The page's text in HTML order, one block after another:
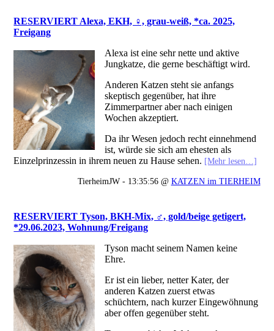
RESERVIERT Alexa, EKH, ♀, grau-weiß, *ca. 2025,
Freigang
Alexa ist eine sehr nette und aktive
Jungkatze, die gerne beschäftigt wird.
Anderen Katzen steht sie anfangs
skeptisch gegenüber, hat ihre
Zimmerpartner aber nach einigen
Wochen akzeptiert.
Da ihr Wesen jedoch recht einnehmend
ist, würde sie sich am ehesten als
Einzelprinzessin in ihrem neuen zu Hause sehen. [Mehr lesen…]
TierheimJW - 13:35:56 @ KATZEN im TIERHEIM
RESERVIERT Tyson, BKH-Mix, ♂, gold/beige getigert,
*29.06.2023, Wohnung/Freigang
Tyson macht seinem Namen keine
Ehre.
Er ist ein lieber, netter Kater, der
anderen Katzen zuerst etwas
schüchtern, nach kurzer Eingewöhnung
aber offen gegenüber steht.